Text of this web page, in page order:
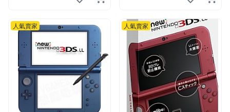
人氣賣家 人氣賣家